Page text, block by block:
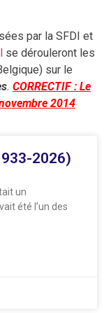
par la SFDI et
se dérouleront les
sur le
. CORRECTIF : Le
2014
2026)
un
été l’un des